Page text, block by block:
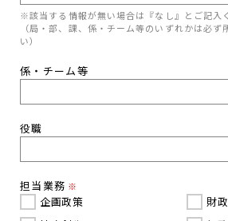
※該当する情報が無い場合は『なし』とご記入
（局・部、課、係・チーム等のいずれかは必ず
い）
係・チーム等
役職
担当業務 ※
企画政策
財政